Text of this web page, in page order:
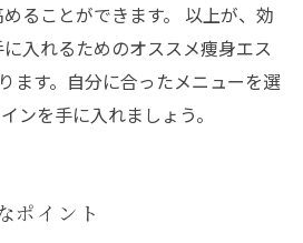
ることができます。 以上が、効
入れるためのオススメ痩身エス
ます。自分に合ったメニューを選
ンを手に入れましょう。
ポイント